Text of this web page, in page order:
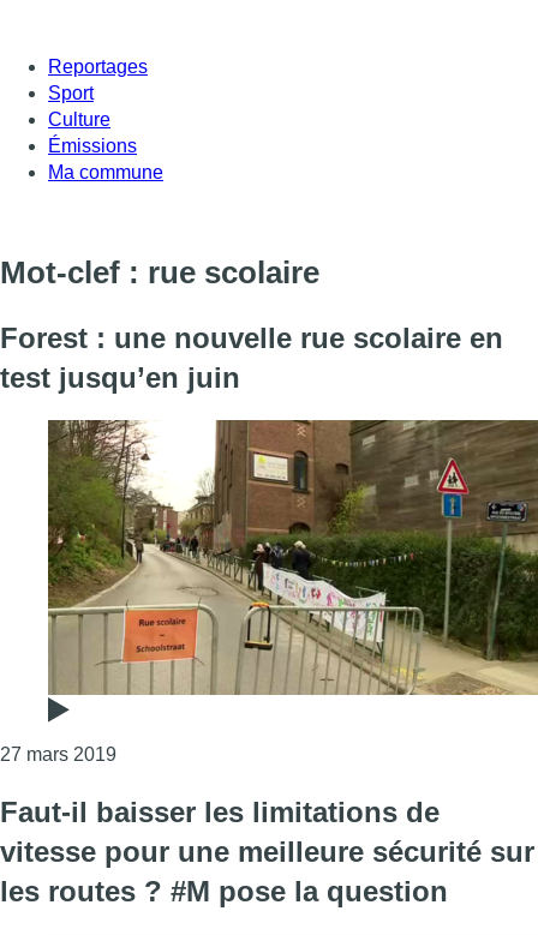
Reportages
Sport
Culture
Émissions
Ma commune
Mot-clef : rue scolaire
Forest : une nouvelle rue scolaire en
test jusqu’en juin
27 mars 2019Consulter l'article "Forest : une nouvelle rue
Faut-il baisser les limitations de
vitesse pour une meilleure sécurité sur
les routes ? #M pose la question